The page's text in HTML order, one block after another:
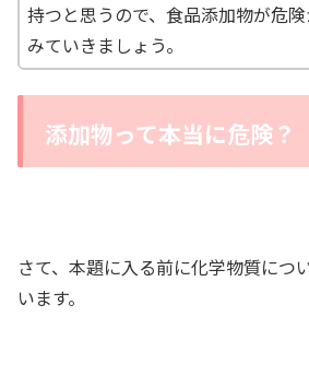
持つと思うので、食品添加物が危
みていきましょう。
添加物って本当に危険？
さて、本題に入る前に化学物質につ
います。